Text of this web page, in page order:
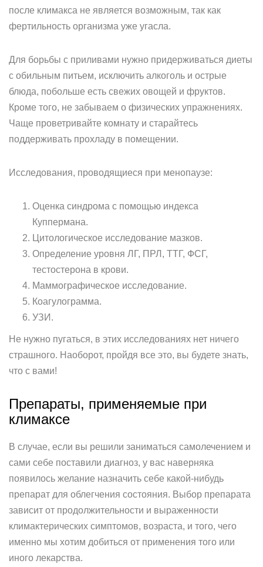
после климакса не является возможным, так как
фертильность организма уже угасла.
Для борьбы с приливами нужно придерживаться диеты
с обильным питьем, исключить алкоголь и острые
блюда, побольше есть свежих овощей и фруктов.
Кроме того, не забываем о физических упражнениях.
Чаще проветривайте комнату и старайтесь
поддерживать прохладу в помещении.
Исследования, проводящиеся при менопаузе:
Оценка синдрома с помощью индекса
Куппермана.
Цитологическое исследование мазков.
Определение уровня ЛГ, ПРЛ, ТТГ, ФСГ,
тестостерона в крови.
Маммографическое исследование.
Коагулограмма.
УЗИ.
Не нужно пугаться, в этих исследованиях нет ничего
страшного. Наоборот, пройдя все это, вы будете знать,
что с вами!
Препараты, применяемые при
климаксе
В случае, если вы решили заниматься самолечением и
сами себе поставили диагноз, у вас наверняка
появилось желание назначить себе какой-нибудь
препарат для облегчения состояния. Выбор препарата
зависит от продолжительности и выраженности
климактерических симптомов, возраста, и того, чего
именно мы хотим добиться от применения того или
иного лекарства.